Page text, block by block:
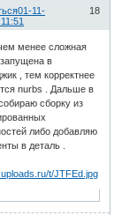
18
01-11-
менее сложная
в
, тем корректнее
nurbs . Дальше в
сборку из
либо добавляю
в деталь .